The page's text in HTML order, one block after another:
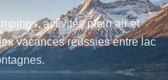
activités plein air et
vacances réussies entre lac